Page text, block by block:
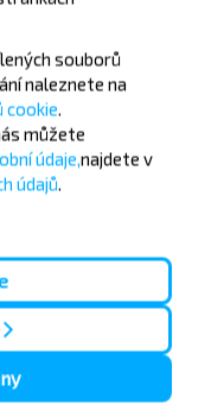
zajímavé nabídky
souborů
naleznete na
cookie.
můžete
údaje,najdete v
údajů.